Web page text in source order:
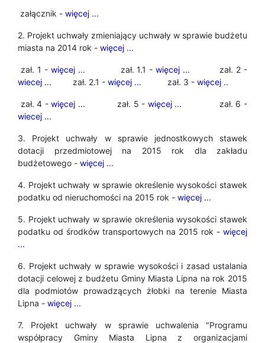
załącznik - więcej ...
2. Projekt uchwały zmieniający uchwały w sprawie budżetu
miasta na 2014 rok - więcej ...
zał. 1 - więcej ... zał. 1.1 -więcej ... zał. 2 -
wiecej ... zał. 2.1 - więcej ... zał. 3 - więcej ..
zał. 4 -więcej ... zał. 5 - więcej ... zał. 6 -
wiecej ...
3. Projekt uchwały w sprawie jednostkowych stawek
dotacji przedmiotowej na 2015 rok dla zakładu
budżetowego - więcej ...
4. Projekt uchwały w sprawie określenie wysokości stawek
podatku od nieruchomości na 2015 rok - więcej ...
5. Projekt uchwały w sprawie określenia wysokości stawek
podatku od środków transportowych na 2015 rok - więcej
...
6. Projekt uchwały w sprawie wysokości i zasad ustalania
dotacji celowej z budżetu Gminy Miasta Lipna na rok 2015
dla podmiotów prowadzących żłobki na terenie Miasta
Lipna - więcej ...
7. Projekt uchwały w sprawie uchwalenia "Programu
współpracy Gminy Miasta Lipna z organizacjami